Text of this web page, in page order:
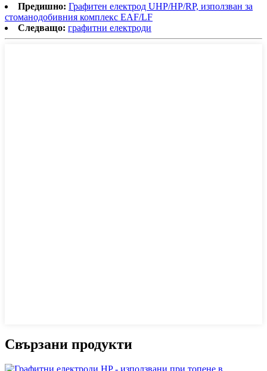
Предишно: Графитен електрод UHP/HP/RP, използван за
стоманодобивния комплекс EAF/LF
Следващо: графитни електроди
Свързани продукти